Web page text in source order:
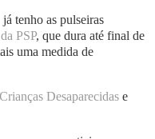
tenho as pulseiras
PSP, que dura até final de
uma medida de
Desaparecidase